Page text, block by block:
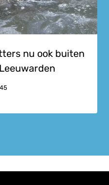
nu ook buiten